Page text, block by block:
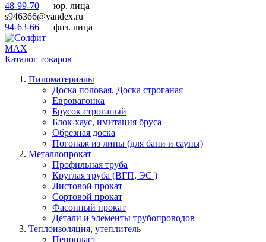
48-99-70 — юр. лица
s946366@yandex.ru
94-63-66 — физ. лица
МАХ
Каталог товаров
Пиломатериалы
Доска половая, Доска строганая
Евровагонка
Брусок строганый
Блок-хаус, имитация бруса
Обрезная доска
Погонаж из липы (для бани и сауны)
Металлопрокат
Профильная труба
Круглая труба (ВГП, ЭС )
Листовой прокат
Сортовой прокат
Фасонный прокат
Детали и элементы трубопроводов
Теплоизоляция, утеплитель
Пенопласт